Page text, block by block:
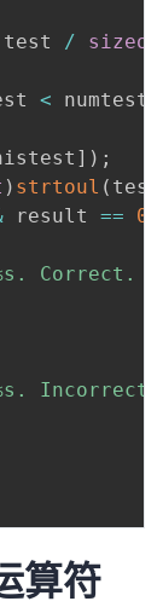
test / sizeof
< numtests
] ) ;
) strtoul ( test
result == 0
Correct.
Incorrect.
算符